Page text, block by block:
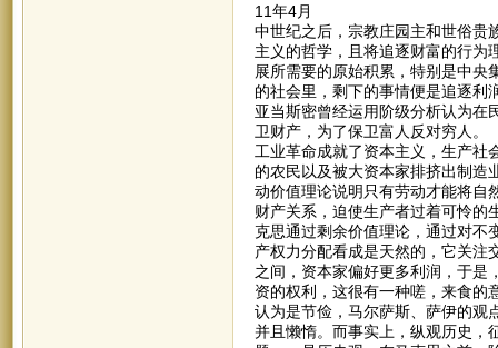
11年4月
中世纪之后，宗教庄园主和世俗贵
主义的哲学，且将追逐财富的行为
展所需要的原始积累，特别是中央
的社会里，剩下的事情便是追逐利
亚当斯密曾经运用阶级分析认为在
卫财产，为了保卫富人反对穷人。
工业革命成就了资本主义，生产社
的农民以及被大资本家排挤出制造
动价值理论说明只有劳动才能将自
财产关系，迫使生产者过着可怜的
克思通过剩余价值理论，通过对不
产权力分配看成是天然的，它关注
之间，资本家偏好更多利润，于是
资的权利，这很有一种嗟，来食的
认为是节俭，马尔萨斯、萨伊的观
并且懒惰。而事实上，纵观历史，